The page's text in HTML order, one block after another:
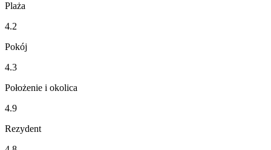
Plaża
4.2
Pokój
4.3
Położenie i okolica
4.9
Rezydent